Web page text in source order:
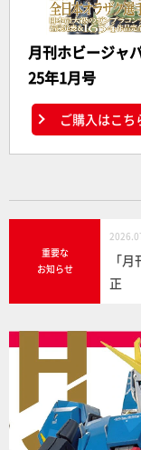
月刊ホビージャ
25年1月号
ご購入はこち
重要な
お知らせ
「
正